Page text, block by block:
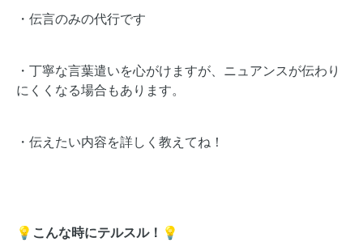
・伝言のみの代行です
・丁寧な言葉遣いを心がけますが、ニュアンスが伝わり
にくくなる場合もあります。
・伝えたい内容を詳しく教えてね！
💡こんな時にテルスル！💡